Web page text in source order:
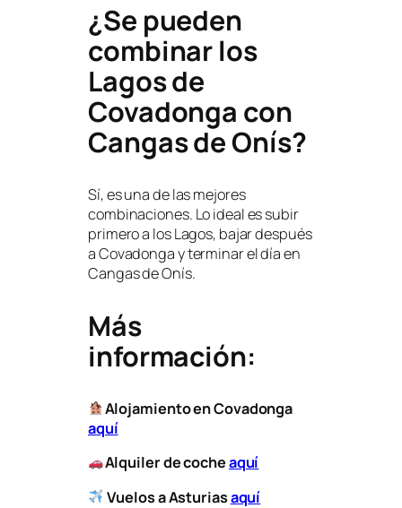
¿Se pueden
combinar los
Lagos de
Covadonga con
Cangas de Onís?
Sí, es una de las mejores
combinaciones. Lo ideal es subir
primero a los Lagos, bajar después
a Covadonga y terminar el día en
Cangas de Onís.
Más
información:
Alojamiento en Covadonga
aquí
Alquiler de cocheaquí
Vuelos a Asturiasaquí